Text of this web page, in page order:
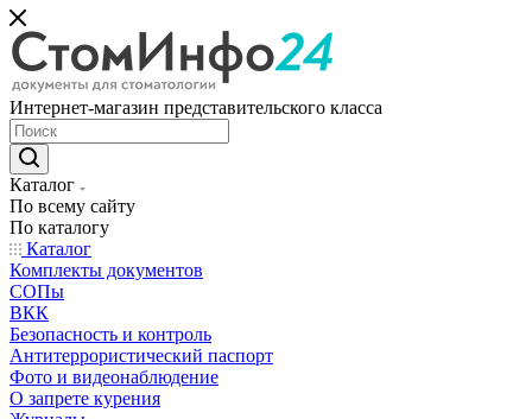
Интернет-магазин представительского класса
Каталог
По всему сайту
По каталогу
Каталог
Комплекты документов
СОПы
ВКК
Безопасность и контроль
Антитеррористический паспорт
Фото и видеонаблюдение
О запрете курения